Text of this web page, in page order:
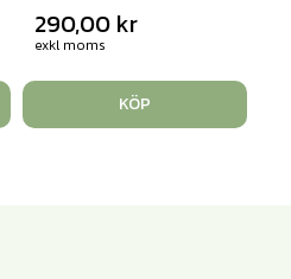
290,00 kr
exkl moms
KÖP